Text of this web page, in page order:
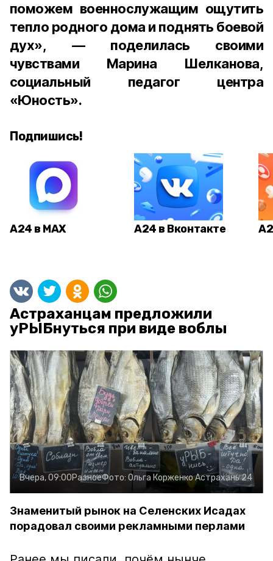
поможем военнослужащим ощутить
тепло родного дома и поднять боевой
дух», — поделилась своими
чувствами Марина Шелканова,
социальный педагог центра
«Юность».
Подпишись!
А24 в MAX А24 в Вконтакте
Астраханцам предложили
уРЫБнуться при виде воблы
Вчера, 09:00РазноеФото: Ольга КорженкоАстрахань 24
Знаменитый рынок на Селенских Исадах
порадовал своими рекламными перлами